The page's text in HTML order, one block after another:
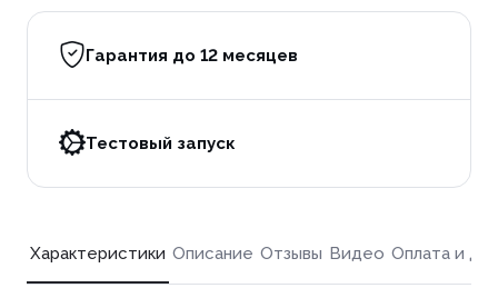
Гарантия до 12 месяцев
Тестовый запуск
Характеристики Описание Отзывы Видео Оплата и